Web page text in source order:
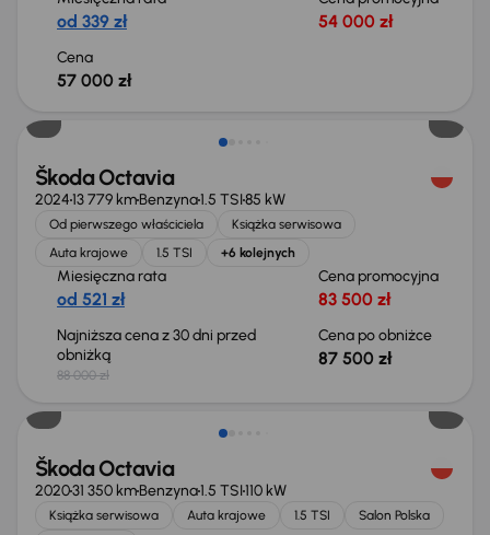
od 339 zł 54 000 zł
Cena
57 000 zł
Taniej o 500 zł
Škoda Octavia
202413 779 kmBenzyna1.5 TSI85 kW
Od pierwszego właściciela
Książka serwisowa
Auta krajowe
1.5 TSI +6 kolejnych
Miesięczna rata
od 521 zł
Cena promocyjna
83 500 zł
Najniższa cena z 30 dni przed
obniżką
88 000 zł
Cena po obniżce
87 500 zł
Škoda Octavia
202031 350 kmBenzyna1.5 TSI110 kW
Książka serwisowa Auta krajowe 1.5 TSI
Salon Polska